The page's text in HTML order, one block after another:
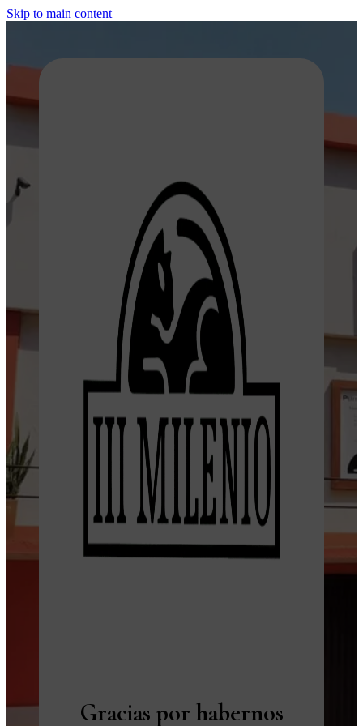
Skip to main content
Gracias por habernos